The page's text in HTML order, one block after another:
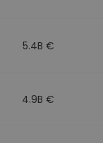
5.4B €
4.9B €